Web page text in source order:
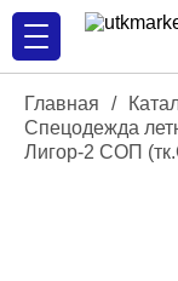
Главная /
Спецодежда
Лигор-2 СОП